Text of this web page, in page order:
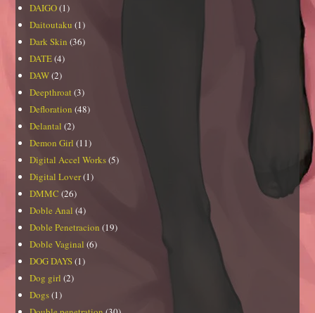
DAIGO(1)
Daitoutaku (1)
Dark Skin (36)
DATE(4)
DAW(2)
Deepthroat (3)
Defloration (48)
Delantal (2)
Demon Girl (11)
Digital Accel Works(5)
Digital Lover(1)
DMMC (26)
Doble Anal (4)
Doble Penetracion (19)
Doble Vaginal (6)
DOG DAYS(1)
Dog girl (2)
Dogs(1)